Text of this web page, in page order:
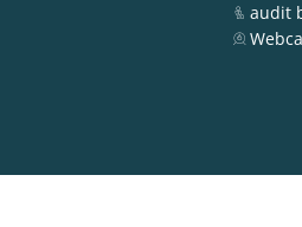
audit